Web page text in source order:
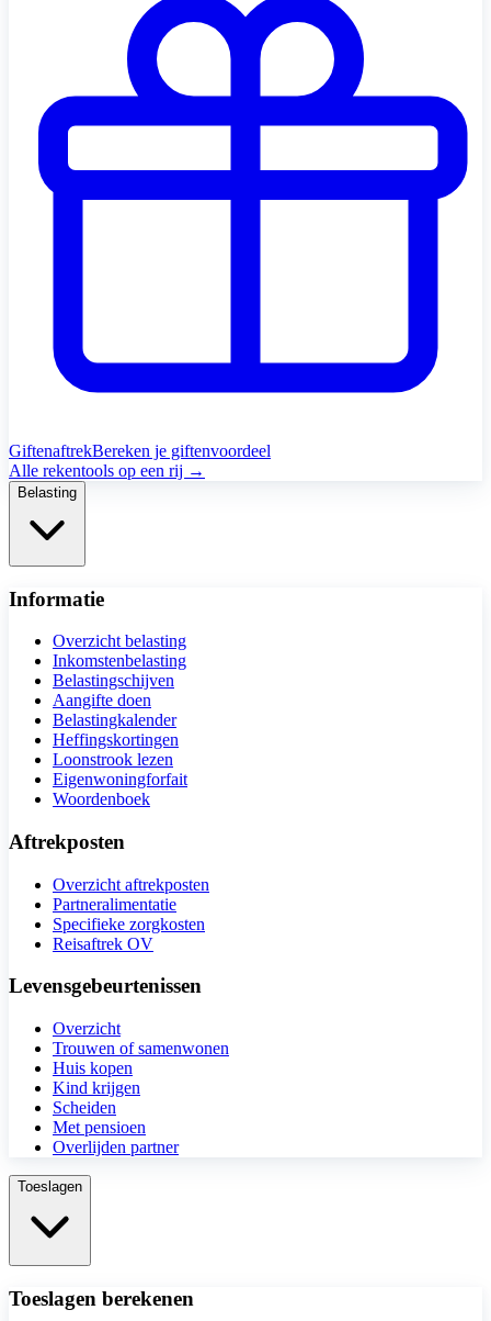
GiftenaftrekBereken je giftenvoordeel
Alle rekentools op een rij →
Belasting
Informatie
Overzicht belasting
Inkomstenbelasting
Belastingschijven
Aangifte doen
Belastingkalender
Heffingskortingen
Loonstrook lezen
Eigenwoningforfait
Woordenboek
Aftrekposten
Overzicht aftrekposten
Partneralimentatie
Specifieke zorgkosten
Reisaftrek OV
Levensgebeurtenissen
Overzicht
Trouwen of samenwonen
Huis kopen
Kind krijgen
Scheiden
Met pensioen
Overlijden partner
Toeslagen
Toeslagen berekenen